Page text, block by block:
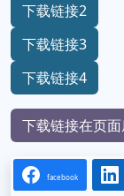
下载链接2
下载链接3
下载链接4
下载链接在页
facebook